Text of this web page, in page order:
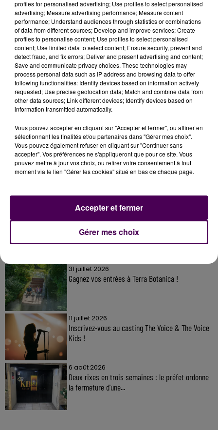
Afin d’éviter la propagation du coronavirus"Covid-19"
chacun est invité à s’inscrire au préalable sur le site
web agglopolys.fr -service indisponible sur la version
mobile, attention-, 24 heures minimum avant l’arrivée
sur place : "Aucune personne ne pourra être
acceptée dès lors que la fréquentation maximale
instantanée sera atteinte, soit quarante usagers"
groupes de jeunes nageurs, scolaires ou en centre de
loisirs, ne sont pas admis. Sur les plages, un minimum
de deux mètres entre chaque personne sera
obligatoire.
À LA UNE
31 juillet 2026
Gagnez vos entrées à Terra Botanica !
11 juillet 2026
Inscrivez-vous au casting The Voice & The Voice
Kids !
6 août 2026
Deux rixes en trois semaines : le préfet ordonne
la fermeture d'une...
profiles for personalised advertising; Use profiles to select personalised
advertising; Measure advertising performance; Measure content
performance; Understand audiences through statistics or combinations
of data from different sources; Develop and improve services; Create
profiles to personalise content; Use profiles to select personalised
content; Use limited data to select content; Ensure security, prevent and
detect fraud, and fix errors; Deliver and present advertising and content;
Save and communicate privacy choices. These technologies may
process personal data such as IP address and browsing data to offer
following functionalities: Identify devices based on information actively
requested; Use precise geolocation data; Match and combine data from
other data sources; Link different devices; Identify devices based on
information transmitted automatically.
Vous pouvez accepter en cliquant sur "Accepter et fermer", ou affiner en
sélectionnant les finalités et/ou partenaires dans "Gérer mes choix".
Vous pouvez également refuser en cliquant sur "Continuer sans
accepter". Vos préférences ne s'appliqueront que pour ce site. Vous
pouvez mettre à jour vos choix, ou retirer votre consentement à tout
moment via le lien "Gérer les cookies" situé en bas de chaque page.
Gérer mes choix
Accepter et fermer